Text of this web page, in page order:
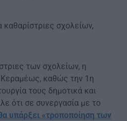
σχολείων,
των σχολείων, η
Κεραμέως, καθώς την 1η
τους δημοτικά και
ότι σε συνεργασία με το
υπάρξει «τροποποίηση των